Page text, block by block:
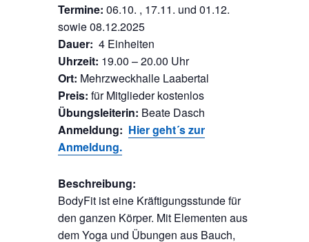
Termine: 06.10. , 17.11. und 01.12.
sowie 08.12.2025
Dauer: 4 Einheiten
Uhrzeit: 19.00 – 20.00 Uhr
Ort: Mehrzweckhalle Laabertal
Preis: für Mitglieder kostenlos
Übungsleiterin: Beate Dasch
Anmeldung: Hier geht´s zur
Anmeldung.
Beschreibung:
BodyFit ist eine Kräftigungsstunde für
den ganzen Körper. Mit Elementen aus
dem Yoga und Übungen aus Bauch,